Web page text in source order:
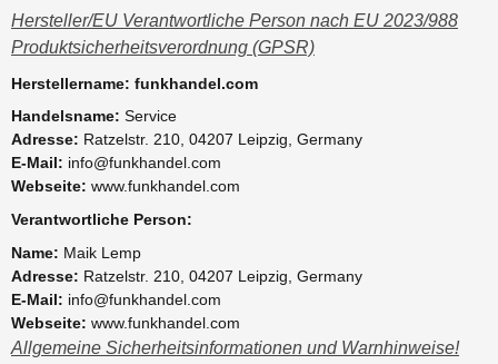
Hersteller/EU Verantwortliche Person nach EU 2023/988
Produktsicherheitsverordnung (GPSR)
Herstellername: funkhandel.com
Handelsname: Service
Adresse: Ratzelstr. 210, 04207 Leipzig, Germany
E-Mail: info@funkhandel.com
Webseite: www.funkhandel.com
Verantwortliche Person:
Name: Maik Lemp
Adresse: Ratzelstr. 210, 04207 Leipzig, Germany
E-Mail: info@funkhandel.com
Webseite: www.funkhandel.com
Allgemeine Sicherheitsinformationen und Warnhinweise!